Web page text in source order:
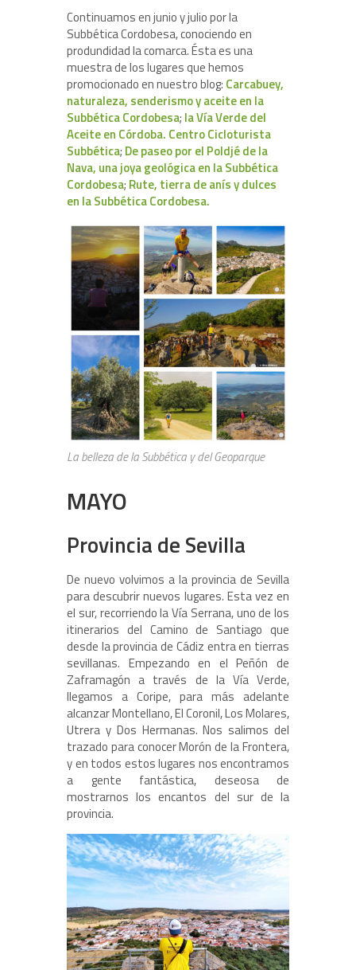
Continuamos en junio y julio por la
Subbética Cordobesa, conociendo en
produndidad la comarca. Ésta es una
muestra de los lugares que hemos
promocionado en nuestro blog: Carcabuey,
naturaleza, senderismo y aceite en la
Subbética Cordobesa; la Vía Verde del
Aceite en Córdoba. Centro Cicloturista
Subbética; De paseo por el Poldjé de la
Nava, una joya geológica en la Subbética
Cordobesa; Rute, tierra de anís y dulces
en la Subbética Cordobesa.
La belleza de la Subbética y del Geoparque
MAYO
Provincia de Sevilla
De nuevo volvimos a la provincia de Sevilla
para descubrir nuevos lugares. Esta vez en
el sur, recorriendo la Vía Serrana, uno de los
itinerarios del Camino de Santiago que
desde la provincia de Cádiz entra en tierras
sevillanas. Empezando en el Peñón de
Zaframagón a través de la Vía Verde,
llegamos a Coripe, para más adelante
alcanzar Montellano, El Coronil, Los Molares,
Utrera y Dos Hermanas. Nos salimos del
trazado para conocer Morón de la Frontera,
y en todos estos lugares nos encontramos
a gente fantástica, deseosa de
mostrarnos los encantos del sur de la
provincia.